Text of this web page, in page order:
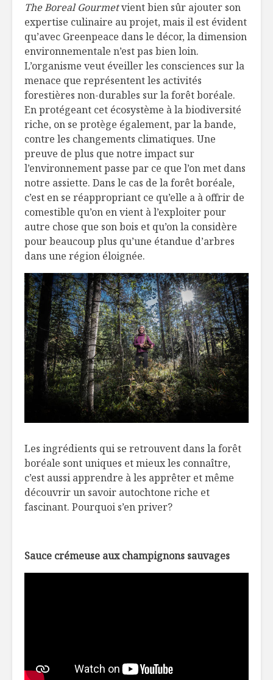
The Boreal Gourmetvient bien sûr ajouter son
expertise culinaire au projet, mais il est évident
qu’avec Greenpeace dans le décor, la dimension
environnementale n’est pas bien loin.
L’organisme veut éveiller les consciences sur la
menace que représentent les activités
forestières non-durables sur la forêt boréale.
En protégeant cet écosystème à la biodiversité
riche, on se protège également, par la bande,
contre les changements climatiques. Une
preuve de plus que notre impact sur
l’environnement passe par ce que l’on met dans
notre assiette. Dans le cas de la forêt boréale,
c’est en se réappropriant ce qu’elle a à offrir de
comestible qu’on en vient à l’exploiter pour
autre chose que son bois et qu’on la considère
pour beaucoup plus qu’une étandue d’arbres
dans une région éloignée.
Les ingrédients qui se retrouvent dans la forêt
boréale sont uniques et mieux les connaître,
c’est aussi apprendre à les apprêter et même
découvrir un savoir autochtone riche et
fascinant. Pourquoi s’en priver?
Sauce crémeuse aux champignons sauvages